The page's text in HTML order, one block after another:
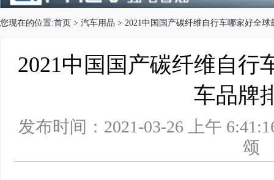
您现在的位置:首页 > 汽车用品 > 2021中国国产碳纤维自行车哪家好全
2021中国国产碳纤维自行
车品牌
发布时间：2021-03-26 上午